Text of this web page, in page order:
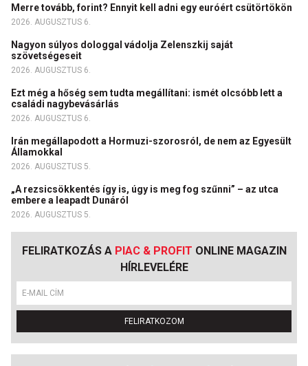
Merre tovább, forint? Ennyit kell adni egy euróért csütörtökön
2026. AUGUSZTUS 6.
Nagyon súlyos dologgal vádolja Zelenszkij saját
szövetségeseit
2026. AUGUSZTUS 6.
Ezt még a hőség sem tudta megállítani: ismét olcsóbb lett a
családi nagybevásárlás
2026. AUGUSZTUS 6.
Irán megállapodott a Hormuzi-szorosról, de nem az Egyesült
Államokkal
2026. AUGUSZTUS 5.
„A rezsicsökkentés így is, úgy is meg fog szűnni” – az utca
embere a leapadt Dunáról
2026. AUGUSZTUS 5.
FELIRATKOZÁS A PIAC & PROFIT ONLINE MAGAZIN
HÍRLEVELÉRE
FELIRATKOZOM